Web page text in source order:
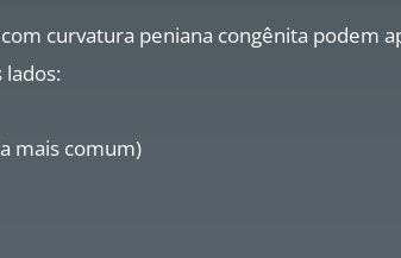
curvatura peniana congênita podem
lados:
mais comum)